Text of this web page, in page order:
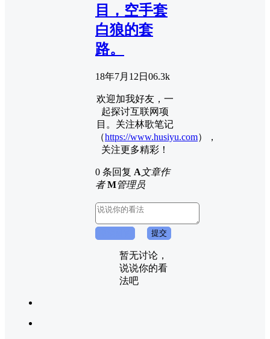
目，空手套
白狼的套
路。
18年7月12日 06.3k
欢迎加我好友，一
起探讨互联网项
目。关注林歌笔记
（https://www.husiyu.com），
关注更多精彩！
0 条回复 A文章作
者 M管理员
提交
暂无讨论，
说说你的看
法吧